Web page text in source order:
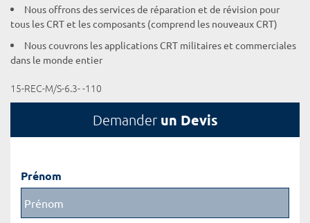
Nous offrons des services de réparation et de révision pour
tous les CRT et les composants (comprend les nouveaux CRT)
Nous couvrons les applications CRT militaires et commerciales
dans le monde entier
15-REC-M/S-6.3- -110
Demander un Devis
Prénom